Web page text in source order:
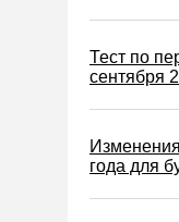
Водный
Тест по
сентября
года для